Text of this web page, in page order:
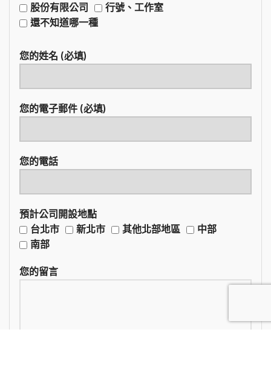
股份有限公司
行號、工作室
還不知道哪一種
您的姓名 (必填)
您的電子郵件 (必填)
您的電話
預計公司開設地點
台北市
新北市 其他北部地區
中部
南部
您的留言